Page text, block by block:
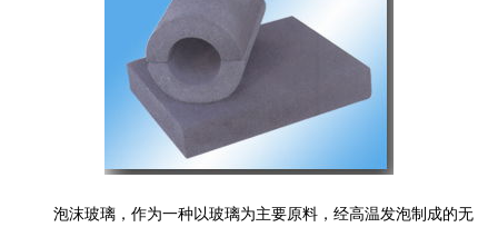
泡沫玻璃，作为一种以玻璃为主要原料，经高温发泡制成的无